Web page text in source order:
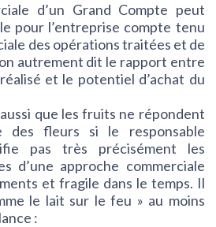
d’un Grand Compte peut
pour l’entreprise compte tenu
des opérations traitées et de
autrement dit le rapport entre
et le potentiel d’achat du
que les fruits ne répondent
des fleurs si le responsable
pas très précisément les
d’une approche commerciale
et fragile dans le temps. Il
le lait sur le feu » au moins
: